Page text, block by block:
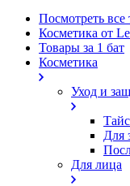
Посмотреть все
Косметика от
Товары за 1 бат
Косметика
Уход и
Для
Для лица